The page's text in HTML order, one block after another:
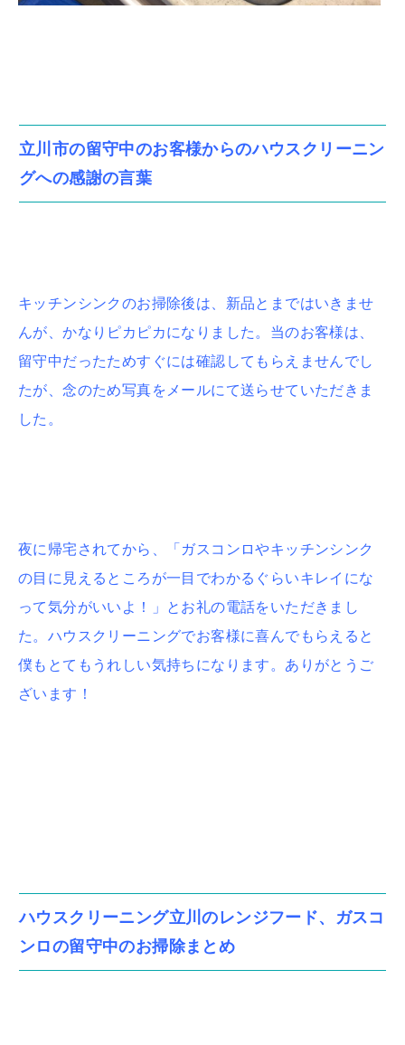
立川市の留守中のお客様からのハウスクリーニン
グへの感謝の言葉
キッチンシンクのお掃除後は、新品とまではいきませ
んが、かなりピカピカになりました。当のお客様は、
留守中だったためすぐには確認してもらえませんでし
たが、念のため写真をメールにて送らせていただきま
した。
夜に帰宅されてから、「ガスコンロやキッチンシンク
の目に見えるところが一目でわかるぐらいキレイにな
って気分がいいよ！」とお礼の電話をいただきまし
た。ハウスクリーニングでお客様に喜んでもらえると
僕もとてもうれしい気持ちになります。ありがとうご
ざいます！
ハウスクリーニング立川のレンジフード、ガスコ
ンロの留守中のお掃除まとめ